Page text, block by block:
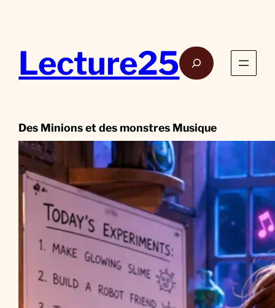
Lecture25Rech
Des Minions et des monstres Musique